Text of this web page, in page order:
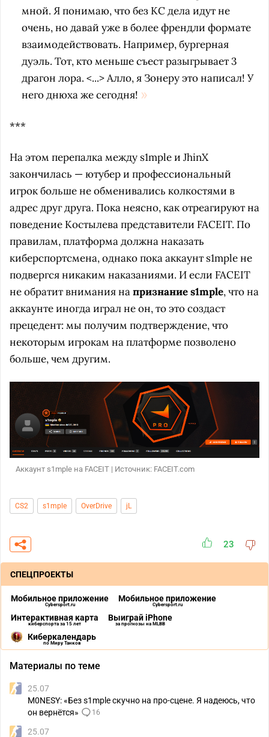
мной. Я понимаю, что без КС дела идут не
очень, но давай уже в более френдли формате
взаимодействовать. Например, бургерная
дуэль. Тот, кто меньше съест разыгрывает 3
драгон лора. <...> Алло, я Зонеру это написал! У
него днюха же сегодня!
***
На этом перепалка между s1mple и JhinX
закончилась — ютубер и профессиональный
игрок больше не обменивались колкостями в
адрес друг друга. Пока неясно, как отреагируют на
поведение Костылева представители FACEIT. По
правилам, платформа должна наказать
киберспортсмена, однако пока аккаунт s1mple не
подвергся никаким наказаниями. И если FACEIT
не обратит внимания напризнание s1mple, что на
аккаунте иногда играл не он, то это создаст
прецедент: мы получим подтверждение, что
некоторым игрокам на платформе позволено
больше, чем другим.
Аккаунт s1mple на FACEIT | Источник: FACEIT.com
CS2 s1mple OverDrive jL
23
СПЕЦПРОЕКТЫ
Мобильное приложение
Cybersport.ru
Мобильное приложение
Cybersport.ru
Интерактивная карта
киберспорта за 15 лет
Выиграй iPhone
за прогнозы на MLBB
Киберкалендарь
по Миру Танков
Материалы по теме
25.07
M0NESY: «Без s1mple скучно на про-сцене. Я надеюсь, что
он вернётся»
16
25.07